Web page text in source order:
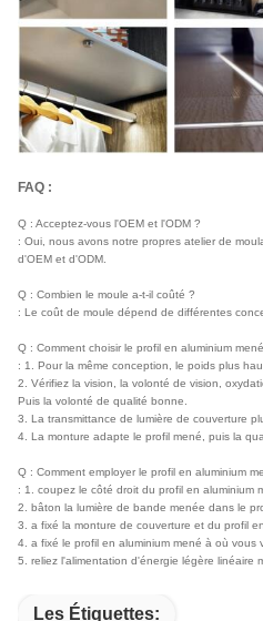
FAQ :
Q : Acceptez-vous l'OEM et l'ODM ?
: Oui, nous avons notre propres atelier de
d'OEM et d'ODM.
Q : Combien le moule a-t-il coûté ?
: Le coût de moule dépend de différentes
Q : Comment choisir le profil en aluminium
: 1. Pour la même conception, le poids plus
2. Vérifiez la vision, la volonté de vision,
Puis la volonté de qualité bonne.
3. La transmittance de lumière de couverture
4. La monture adapte le profil mené, puis la
Q : Comment employer le profil en aluminium
: 1. coupez le côté droit du profil en aluminium
2. bâton la lumière de bande menée dans le
3. a fixé la monture de couverture et du profil
4. a fixé le profil en aluminium mené à où vous
5. reliez l'alimentation d'énergie légère linéaire
Les Étiquettes: